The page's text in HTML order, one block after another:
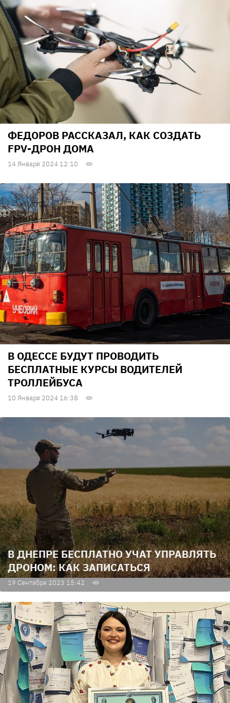
ФЕДОРОВ РАССКАЗАЛ, КАК СОЗДАТЬ
FPV-ДРОН ДОМА
14 Января 2024 12:10
В ОДЕССЕ БУДУТ ПРОВОДИТЬ
БЕСПЛАТНЫЕ КУРСЫ ВОДИТЕЛЕЙ
ТРОЛЛЕЙБУСА
10 Января 2024 16:38
В ДНЕПРЕ БЕСПЛАТНО УЧАТ УПРАВЛЯТЬ
ДРОНОМ: КАК ЗАПИСАТЬСЯ
19 Сентября 2023 15:42